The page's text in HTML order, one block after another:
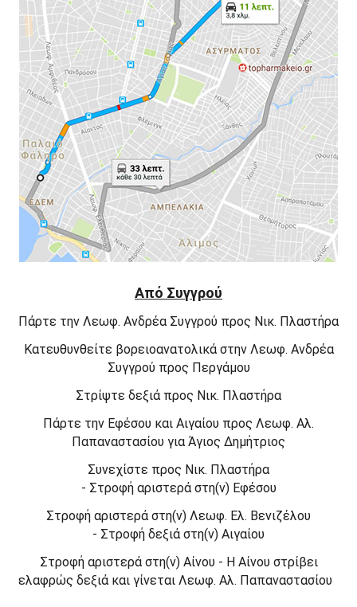
Από Συγγρού
Πάρτε την Λεωφ. Ανδρέα Συγγρού προς Νικ. Πλαστήρα
Κατευθυνθείτε βορειοανατολικά στην Λεωφ. Ανδρέα
Συγγρού προς Περγάμου
Στρίψτε δεξιά προς Νικ. Πλαστήρα
Πάρτε την Εφέσου και Αιγαίου προς Λεωφ. Αλ.
Παπαναστασίου για Άγιος Δημήτριος
Συνεχίστε προς Νικ. Πλαστήρα
- Στροφή αριστερά στη(ν) Εφέσου
Στροφή αριστερά στη(ν) Λεωφ. Ελ. Βενιζέλου
- Στροφή δεξιά στη(ν) Αιγαίου
Στροφή αριστερά στη(ν) Αίνου - Η Αίνου στρίβει
ελαφρώς δεξιά και γίνεται Λεωφ. Αλ. Παπαναστασίου